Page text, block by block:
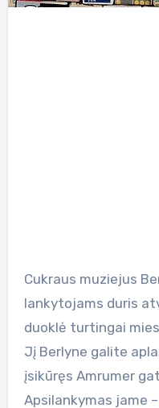
Cukraus muziejus Berlyne pirmą kartą
lankytojams duris
duoklė turtingai
Jį Berlyne galite
įsikūręs Amrumer
Apsilankymas jame